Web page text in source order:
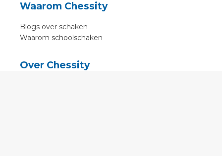
Waarom Chessity
Blogs over schaken
Waarom schoolschaken
Over Chessity